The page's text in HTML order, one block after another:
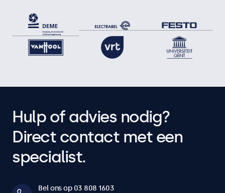
Hulp of advies nodig?
Direct contact met een
specialist.
Bel ons op 03 808 1603